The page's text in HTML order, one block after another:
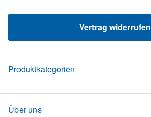
Vertrag widerrufen
Produktkategorien
Über uns